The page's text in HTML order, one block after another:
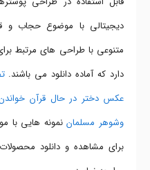
دیجیتالی با موضوع حجاب و
متنوعی با طراحی های مرتبط
دارد که آماده دانلود می باشند.
عکس دختر در حال قرآن خواندن
وشوهر مسلماننمونه هایی با
برای مشاهده و دانلود